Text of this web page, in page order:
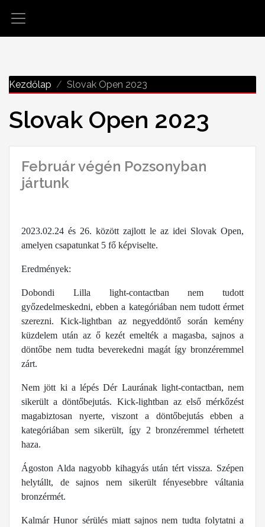
Kezdőlap Slovak Open 2023
Slovak Open 2023
Február végén Pozsonyban
jártunk
2023.02.24 és 26. között zajlott le az idei Slovak Open,
amelyen csapatunkat 5 fő képviselte.
Eredmények:
Dobondi Lilla light-contactban nem tudott
győzedelmeskedni, ebben a kategóriában nem tudott érmet
szerezni. Kick-lightban az negyeddöntő során kemény
küzdelem után az ő kezét emelték a magasba, sajnos a
döntőbe nem tudta beverekedni magát így bronzéremmel
zárt.
Nem jött ki a lépés Dér Laurának light-contactban, nem
sikerült a döntőbejutás. Kick-lightban az első mérkőzést
magabiztosan nyerte, viszont a döntőbejutás ebben a
kategóriában sem sikerült, így 2 bronzéremmel térhetett
haza.
Ágoston Alda nagyobb kihagyás után tért vissza. Szépen
helytállt, de sajnos nem sikerült fényesebbre váltania
bronzérmét.
Kalmár Hunor sérülés miatt sajnos nem tudta folytatni a